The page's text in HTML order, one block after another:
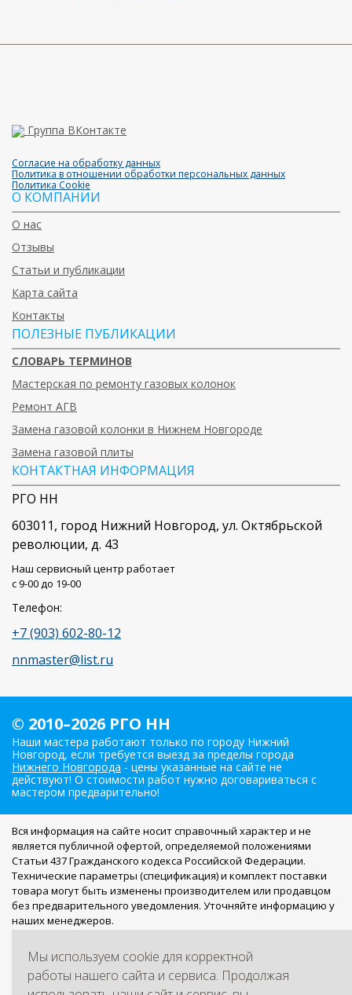
Группа ВКонтакте
Согласие на обработку данных
Политика в отношении обработки персональных данных
Политика Cookie
О КОМПАНИИ
О нас
Отзывы
Статьи и публикации
Карта сайта
Контакты
ПОЛЕЗНЫЕ ПУБЛИКАЦИИ
СЛОВАРЬ ТЕРМИНОВ
Мастерская по ремонту газовых колонок
Ремонт АГВ
Замена газовой колонки в Нижнем Новгороде
Замена газовой плиты
КОНТАКТНАЯ ИНФОРМАЦИЯ
РГО НН
603011, город Нижний Новгород, ул. Октябрьской
революции, д. 43
Наш сервисный центр работает
c 9-00 до 19-00
Телефон:
+7 (903) 602-80-12
nnmaster@list.ru
© 2010–2026 РГО НН
Наши мастера работают только по городу Нижний
Новгород, если требуется выезд за пределы города
Нижнего Новгорода - цены указанные на сайте не
действуют! О стоимости работ нужно договариваться с
мастером предварительно!
Вся информация на сайте носит справочный характер и не
является публичной офертой, определяемой положениями
Статьи 437 Гражданского кодекса Российской Федерации.
Технические параметры (спецификация) и комплект поставки
товара могут быть изменены производителем или продавцом
без предварительного уведомления. Уточняйте информацию у
наших менеджеров.
соответствии сПолитикой обработки персональных данных
Если вы не согласны на обработку персональных данных, вам
необходимо покинуть сайт.
Мы используем cookie для корректной
работы нашего сайта и сервиса. Продолжая